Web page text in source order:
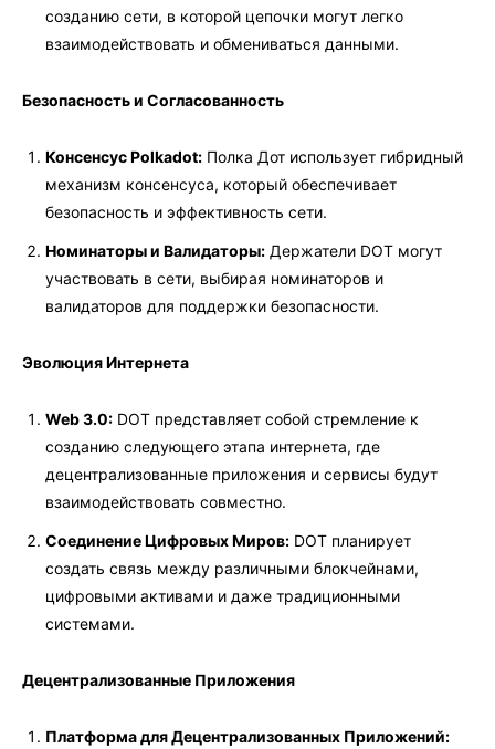
созданию сети, в которой цепочки могут легко
взаимодействовать и обмениваться данными.
Безопасность и Согласованность
Консенсус Polkadot: Полка Дот использует гибридный
механизм консенсуса, который обеспечивает
безопасность и эффективность сети.
Номинаторы и Валидаторы: Держатели DOT могут
участвовать в сети, выбирая номинаторов и
валидаторов для поддержки безопасности.
Эволюция Интернета
Web 3.0: DOT представляет собой стремление к
созданию следующего этапа интернета, где
децентрализованные приложения и сервисы будут
взаимодействовать совместно.
Соединение Цифровых Миров: DOT планирует
создать связь между различными блокчейнами,
цифровыми активами и даже традиционными
системами.
Децентрализованные Приложения
Платформа для Децентрализованных Приложений: